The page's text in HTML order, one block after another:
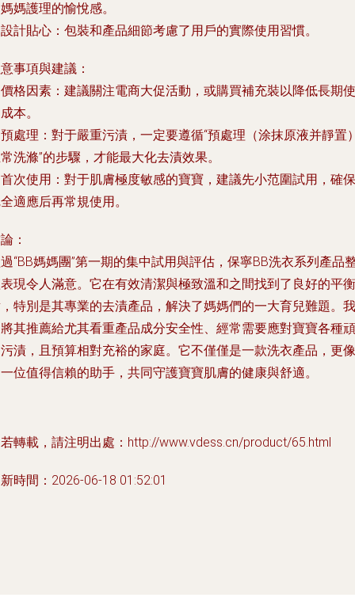
媽護理的愉悅感。
設計貼心 ：包裝和產品細節考慮了用戶的實際使用習慣。
事項與建議：
價格因素 ：建議關注電商大促活動，或購買補充裝以降低長期使
本。
預處理 ：對于嚴重污漬，一定要遵循“預處理（涂抹原液并靜置
洗滌”的步驟，才能最大化去漬效果。
首次使用 ：對于肌膚極度敏感的寶寶，建議先小范圍試用，確保
適應后再常規使用。
：
“BB媽媽團”第一期的集中試用與評估，保寧BB洗衣系列產品
現令人滿意。它在有效清潔與極致溫和之間找到了良好的平衡
特別是其專業的去漬產品，解決了媽媽們的一大育兒難題。我
其推薦給尤其看重產品成分安全性、經常需要應對寶寶各種頑
漬，且預算相對充裕的家庭。它不僅僅是一款洗衣產品，更像
位值得信賴的助手，共同守護寶寶肌膚的健康與舒適。
轉載，請注明出處：http://www.vdess.cn/product/65.html
時間：2026-06-18 01:52:01